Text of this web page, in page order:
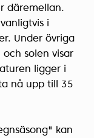
däremellan.
i
Under övriga
solen visar
ligger i
nå upp till 35
kan